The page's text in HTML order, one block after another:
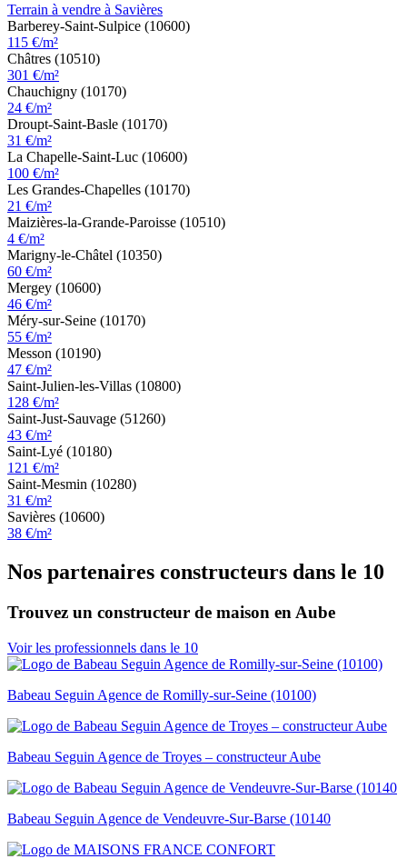
Terrain à vendre à Savières
Barberey-Saint-Sulpice (10600)
115 €/m²
Châtres (10510)
301 €/m²
Chauchigny (10170)
24 €/m²
Droupt-Saint-Basle (10170)
31 €/m²
La Chapelle-Saint-Luc (10600)
100 €/m²
Les Grandes-Chapelles (10170)
21 €/m²
Maizières-la-Grande-Paroisse (10510)
4 €/m²
Marigny-le-Châtel (10350)
60 €/m²
Mergey (10600)
46 €/m²
Méry-sur-Seine (10170)
55 €/m²
Messon (10190)
47 €/m²
Saint-Julien-les-Villas (10800)
128 €/m²
Saint-Just-Sauvage (51260)
43 €/m²
Saint-Lyé (10180)
121 €/m²
Saint-Mesmin (10280)
31 €/m²
Savières (10600)
38 €/m²
Nos partenaires constructeurs dans le 10
Trouvez un constructeur de maison en Aube
Voir les professionnels dans le 10
Babeau Seguin Agence de Romilly-sur-Seine (10100)
Babeau Seguin Agence de Troyes – constructeur Aube
Babeau Seguin Agence de Vendeuvre-Sur-Barse (10140